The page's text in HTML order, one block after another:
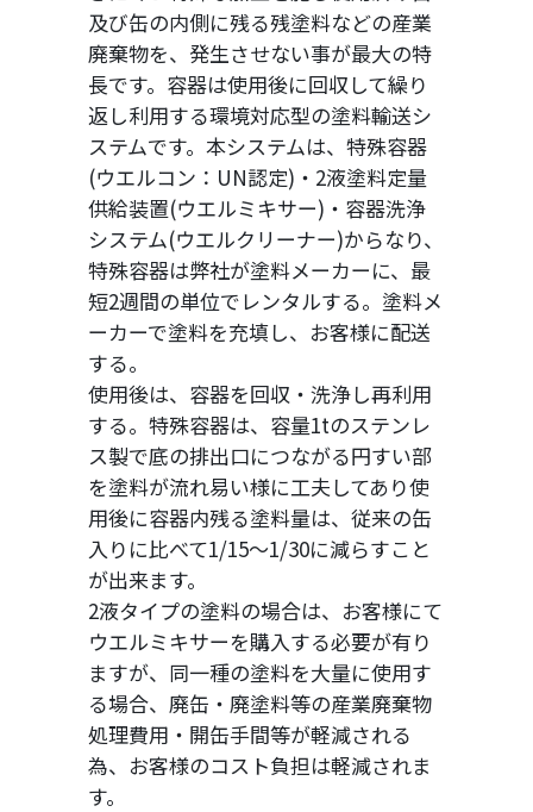
及び缶の内側に残る残塗料などの産業
廃棄物を、発生させない事が最大の特
長です。容器は使用後に回収して繰り
返し利用する環境対応型の塗料輸送シ
ステムです。本システムは、特殊容器
(ウエルコン：UN認定)・2液塗料定量
供給装置(ウエルミキサー)・容器洗浄
システム(ウエルクリーナー)からなり、
特殊容器は弊社が塗料メーカーに、最
短2週間の単位でレンタルする。塗料メ
ーカーで塗料を充填し、お客様に配送
する。
使用後は、容器を回収・洗浄し再利用
する。特殊容器は、容量1tのステンレ
ス製で底の排出口につながる円すい部
を塗料が流れ易い様に工夫してあり使
用後に容器内残る塗料量は、従来の缶
入りに比べて1/15～1/30に減らすこと
が出来ます。
2液タイプの塗料の場合は、お客様にて
ウエルミキサーを購入する必要が有り
ますが、同一種の塗料を大量に使用す
る場合、廃缶・廃塗料等の産業廃棄物
処理費用・開缶手間等が軽減される
為、お客様のコスト負担は軽減されま
す。